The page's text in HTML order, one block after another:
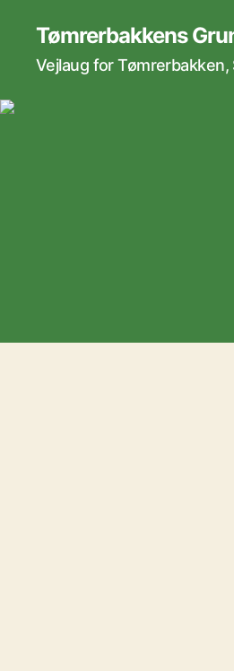
Tømrerbakkens
Vejlaug for